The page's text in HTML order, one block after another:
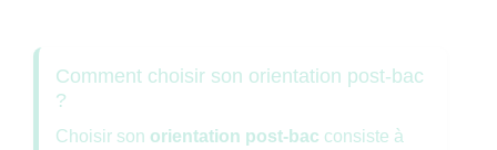
Comment choisir son orientation post-bac
?
Choisir son orientation post-bac consiste à